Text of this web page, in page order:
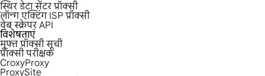
स्थिर डेटा सेंटर प्रॉक्सी
लॉन्ग एक्टिंग ISP प्रॉक्सी
वेब स्क्रेपर API
विशेषताएं
मुफ्त प्रॉक्सी सूची
प्रॉक्सी परीक्षक
CroxyProxy
ProxySite